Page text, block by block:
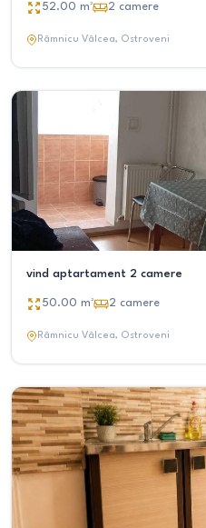
52.00 m² 2 camere
Râmnicu Vâlcea, Ostroveni
vind aptartament 2 camere
50.00 m² 2 camere
Râmnicu Vâlcea, Ostroveni